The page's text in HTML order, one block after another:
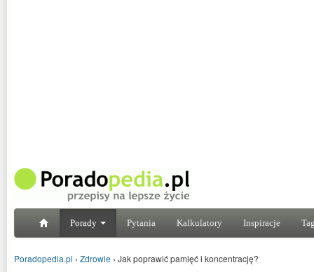
Porady Pytania Kalkulatory Inspiracje
Poradopedia.pl › Zdrowie › Jak poprawić pamięć i koncentrację?